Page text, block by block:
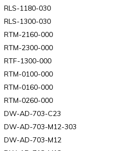
RLS-1180-030
RLS-1300-030
RTM-2160-000
RTM-2300-000
RTF-1300-000
RTM-0100-000
RTM-0160-000
RTM-0260-000
DW-AD-703-C23
DW-AD-703-M12-303
DW-AD-703-M12